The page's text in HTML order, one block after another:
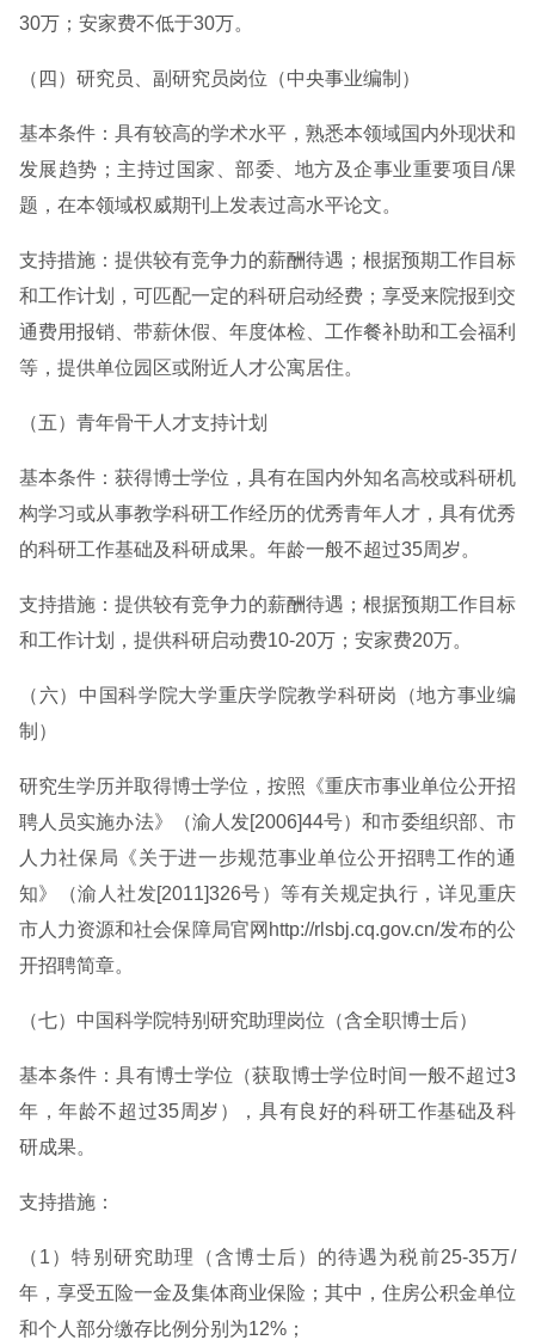
30万；安家费不低于30万。
（四）研究员、副研究员岗位（中央事业编制）
基本条件：具有较高的学术水平，熟悉本领域国内外现状和
发展趋势；主持过国家、部委、地方及企事业重要项目/课
题，在本领域权威期刊上发表过高水平论文。
支持措施：提供较有竞争力的薪酬待遇；根据预期工作目标
和工作计划，可匹配一定的科研启动经费；享受来院报到交
通费用报销、带薪休假、年度体检、工作餐补助和工会福利
等，提供单位园区或附近人才公寓居住。
（五）青年骨干人才支持计划
基本条件：获得博士学位，具有在国内外知名高校或科研机
构学习或从事教学科研工作经历的优秀青年人才，具有优秀
的科研工作基础及科研成果。年龄一般不超过35周岁。
支持措施：提供较有竞争力的薪酬待遇；根据预期工作目标
和工作计划，提供科研启动费10-20万；安家费20万。
（六）中国科学院大学重庆学院教学科研岗（地方事业编
制）
研究生学历并取得博士学位，按照《重庆市事业单位公开招
聘人员实施办法》（渝人发[2006]44号）和市委组织部、市
人力社保局《关于进一步规范事业单位公开招聘工作的通
知》（渝人社发[2011]326号）等有关规定执行，详见重庆
市人力资源和社会保障局官网http://rlsbj.cq.gov.cn/发布的公
开招聘简章。
（七）中国科学院特别研究助理岗位（含全职博士后）
基本条件：具有博士学位（获取博士学位时间一般不超过3
年，年龄不超过35周岁），具有良好的科研工作基础及科
研成果。
支持措施：
（1）特别研究助理（含博士后）的待遇为税前25-35万/
年，享受五险一金及集体商业保险；其中，住房公积金单位
和个人部分缴存比例分别为12%；